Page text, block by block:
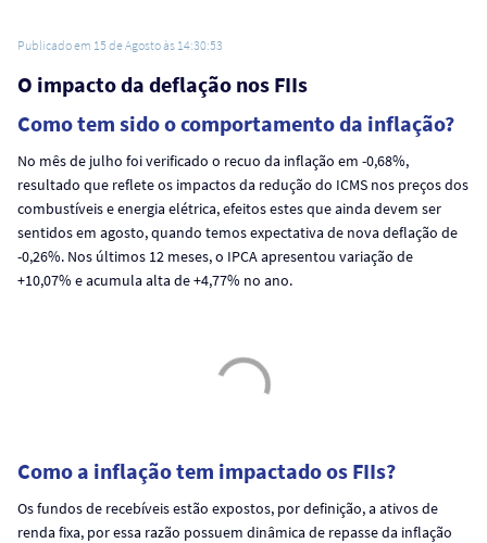
Publicado em 15 de Agosto às 14:30:53
O impacto da deflação nos FIIs
Como tem sido o comportamento da inflação?
No mês de julho foi verificado o recuo da inflação em -0,68%,
resultado que reflete os impactos da redução do ICMS nos preços dos
combustíveis e energia elétrica, efeitos estes que ainda devem ser
sentidos em agosto, quando temos expectativa de nova deflação de
-0,26%. Nos últimos 12 meses, o IPCA apresentou variação de
+10,07% e acumula alta de +4,77% no ano.
Como a inflação tem impactado os FIIs?
Os fundos de recebíveis estão expostos, por definição, a ativos de
renda fixa, por essa razão possuem dinâmica de repasse da inflação